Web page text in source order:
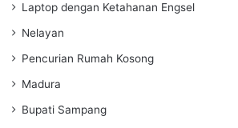
Laptop dengan Ketahanan Engsel
Nelayan
Pencurian Rumah Kosong
Madura
Bupati Sampang